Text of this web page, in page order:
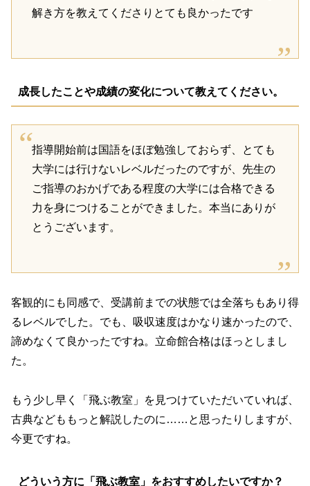
解き方を教えてくださりとても良かったです
成長したことや成績の変化について教えてください。
指導開始前は国語をほぼ勉強しておらず、とても
大学には行けないレベルだったのですが、先生の
ご指導のおかげである程度の大学には合格できる
力を身につけることができました。本当にありが
とうございます。
客観的にも同感で、受講前までの状態では全落ちもあり得
るレベルでした。でも、吸収速度はかなり速かったので、
諦めなくて良かったですね。立命館合格はほっとしまし
た。
もう少し早く「飛ぶ教室」を見つけていただいていれば、
古典などももっと解説したのに……と思ったりしますが、
今更ですね。
どういう方に「飛ぶ教室」をおすすめしたいですか？